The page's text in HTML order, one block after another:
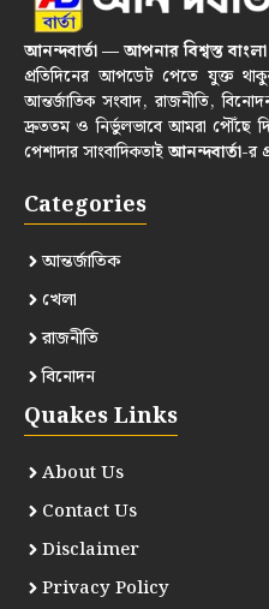
আনন্দবার্তা — আপনার বিশ্বস্ত
প্রতিদিনের আপডেট পেতে যুক্ত
আন্তর্জাতিক সংবাদ, রাজনীতি,
দ্রুততম ও নির্ভুলভাবে আমরা পৌঁছে
পেশাদার সাংবাদিকতাইআনন্দবার্তা-র
Categories
আন্তর্জাতিক
খেলা
রাজনীতি
বিনোদন
Quakes Links
About Us
Contact Us
Disclaimer
Privacy Policy